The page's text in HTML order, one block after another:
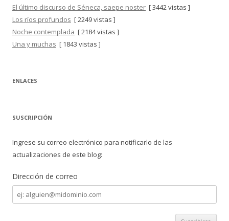
El último discurso de Séneca, saepe noster [ 3442 vistas ]
Los ríos profundos [ 2249 vistas ]
Noche contemplada [ 2184 vistas ]
Una y muchas [ 1843 vistas ]
ENLACES
SUSCRIPCIÓN
Ingrese su correo electrónico para notificarlo de las
actualizaciones de este blog:
Dirección de correo
Dirección
de
correo